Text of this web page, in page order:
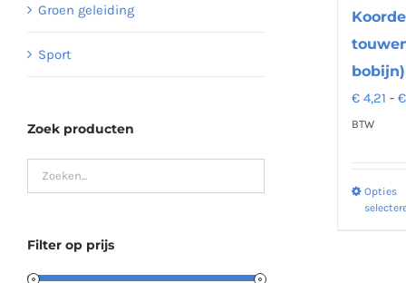
bobijn)
€ 4,21 - €
BTW
Opties
Groen geleiding
Sport
Zoek producten
Filter op prijs